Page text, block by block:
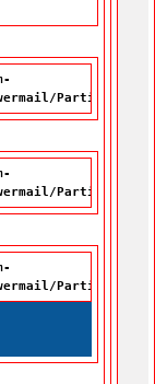
Partials/
Partials/
Partials/